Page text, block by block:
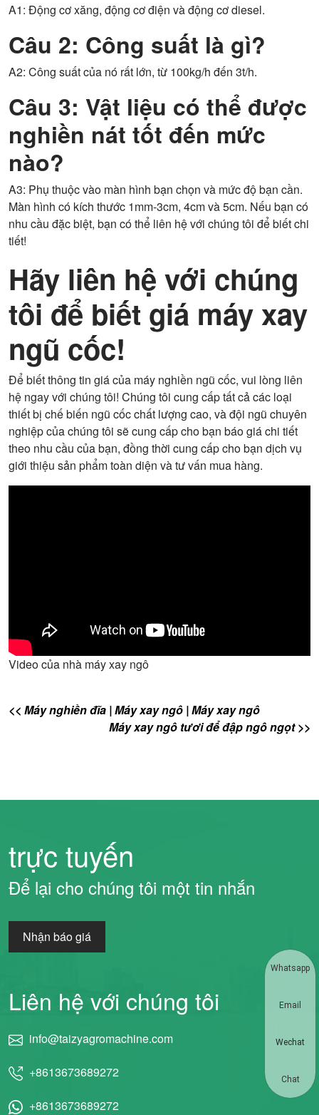
A1: Động cơ xăng, động cơ điện và động cơ diesel.
Câu 2: Công suất là gì?
A2: Công suất của nó rất lớn, từ 100kg/h đến 3t/h.
Câu 3: Vật liệu có thể được
nghiền nát tốt đến mức
nào?
A3: Phụ thuộc vào màn hình bạn chọn và mức độ bạn cần.
Màn hình có kích thước 1mm-3cm, 4cm và 5cm. Nếu bạn có
nhu cầu đặc biệt, bạn có thể liên hệ với chúng tôi để biết chi
tiết!
Hãy liên hệ với chúng
tôi để biết giá máy xay
ngũ cốc!
Để biết thông tin giá của máy nghiền ngũ cốc, vui lòng liên
hệ ngay với chúng tôi! Chúng tôi cung cấp tất cả các loại
thiết bị chế biến ngũ cốc chất lượng cao, và đội ngũ chuyên
nghiệp của chúng tôi sẽ cung cấp cho bạn báo giá chi tiết
theo nhu cầu của bạn, đồng thời cung cấp cho bạn dịch vụ
giới thiệu sản phẩm toàn diện và tư vấn mua hàng.
Video của nhà máy xay ngô
<< Máy nghiền đĩa | Máy xay ngô | Máy xay ngô
Máy xay ngô tươi để đập ngô ngọt >>
trực tuyến
Để lại cho chúng tôi một tin nhắn
Nhận báo giá
Liên hệ với chúng tôi
info@taizyagromachine.com
+8613673689272
+8613673689272
Whatsapp
Email
Wechat
Chat